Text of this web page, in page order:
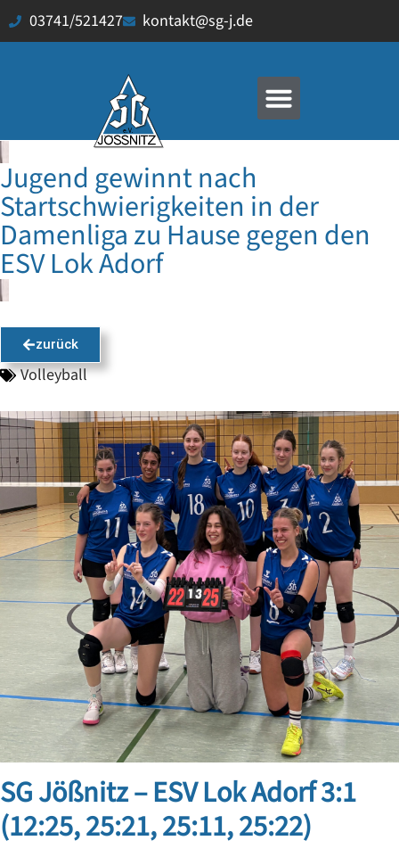
03741/521427 kontakt@sg-j.de
Jugend gewinnt nach
Startschwierigkeiten in der
Damenliga zu Hause gegen den
ESV Lok Adorf
zurück
Volleyball
SG Jößnitz – ESV Lok Adorf 3:1
(12:25, 25:21, 25:11, 25:22)